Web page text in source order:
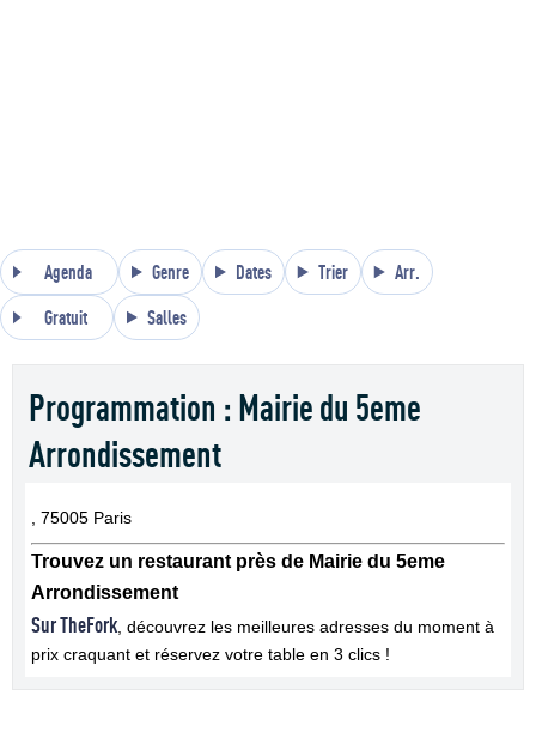
Agenda Genre Dates Trier Arr.
Gratuit Salles
Programmation : Mairie du 5eme
Arrondissement
, 75005 Paris
Trouvez un restaurant près de Mairie du 5eme
Arrondissement
Sur TheFork , découvrez les meilleures adresses du moment à
prix craquant et réservez votre table en 3 clics !